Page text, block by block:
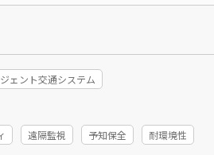
ェント交通システム
遠隔監視 予知保全 耐環境性